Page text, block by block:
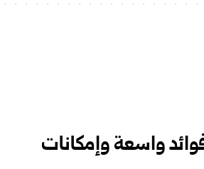
واسعة وإمكانات